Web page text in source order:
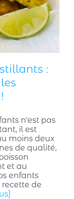
:
n'est pas
il est
moins deux
de qualité,
et au
enfants
de